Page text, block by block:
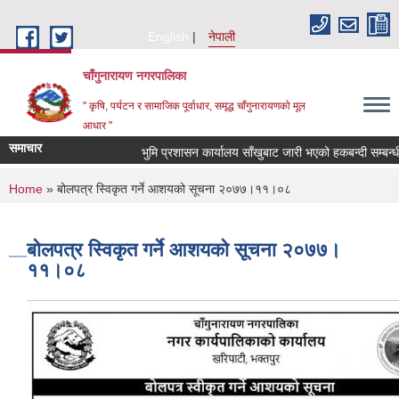
English
नेपाली
चाँगुनारायण नगरपालिका
" कृषि, पर्यटन र सामाजिक पूर्वाधार, समृद्ध चाँगुनारायणको मूल
आधार "
समाचार भुमि प्रशासन कार्यालय साँखुबाट जारी भएको हकबन्दी सम्बन्धी
You are here
Home » बोलपत्र स्विकृत गर्ने आशयको सूचना २०७७।११।०८
बोलपत्र स्विकृत गर्ने आशयको सूचना २०७७।
११।०८